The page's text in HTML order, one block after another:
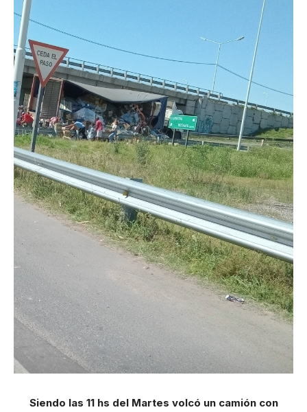
Siendo las 11 hs del Martes volcó un camión con